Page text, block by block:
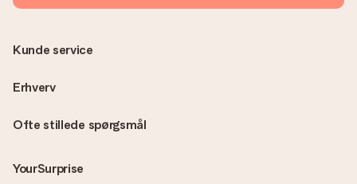
Ofte stillede spørgsmål
YourSurprise
Kunde service
Erhverv